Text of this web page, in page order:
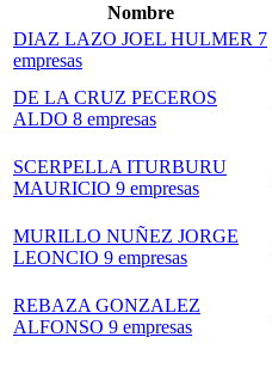
Nombre
DIAZ LAZO JOEL HULMER 7
empresas
DE LA CRUZ PECEROS
ALDO 8 empresas
SCERPELLA ITURBURU
MAURICIO 9 empresas
MURILLO NUÑEZ JORGE
LEONCIO 9 empresas
REBAZA GONZALEZ
ALFONSO 9 empresas